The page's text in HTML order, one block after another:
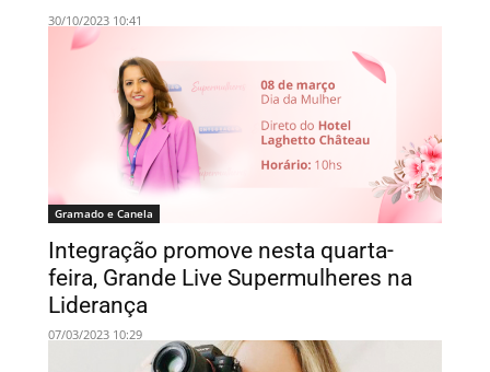
30/10/2023 10:41
Gramado e Canela
Integração promove nesta quarta-
feira, Grande Live Supermulheres na
Liderança
07/03/2023 10:29